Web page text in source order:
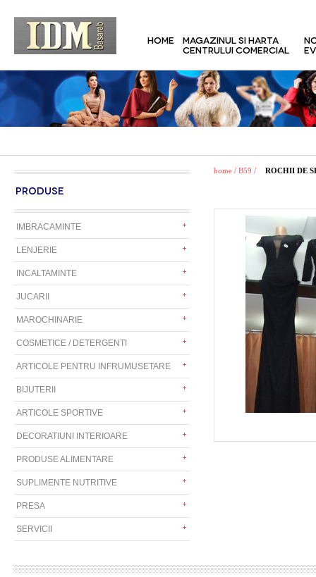
HOME
MAGAZINUL SI HARTA
CENTRULUI COMERCIAL
PRODUSE
IMBRACAMINTE
LENJERIE
INCALTAMINTE
JUCARII
MAROCHINARIE
COSMETICE / DETERGENTI
ARTICOLE PENTRU INFRUMUSETARE
BIJUTERII
ARTICOLE SPORTIVE
DECORATIUNI INTERIOARE
PRODUSE ALIMENTARE
SUPLIMENTE NUTRITIVE
PRESA
SERVICII
home / B59 / ROCHII DE